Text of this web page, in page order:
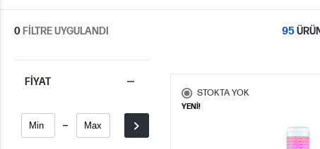
0 FİLTRE UYGULANDI 95
FIYAT
-
STOKTA YOK
YENİ!